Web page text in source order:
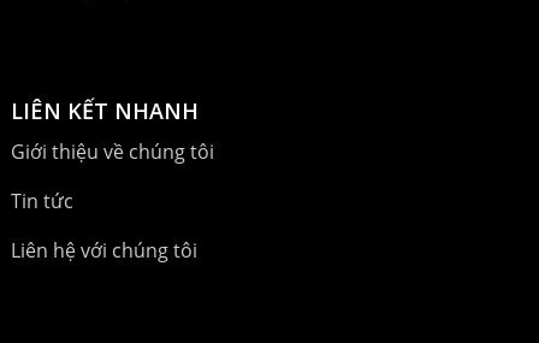
LIÊN KẾT NHANH
Giới thiệu về chúng tôi
Tin tức
Liên hệ với chúng tôi